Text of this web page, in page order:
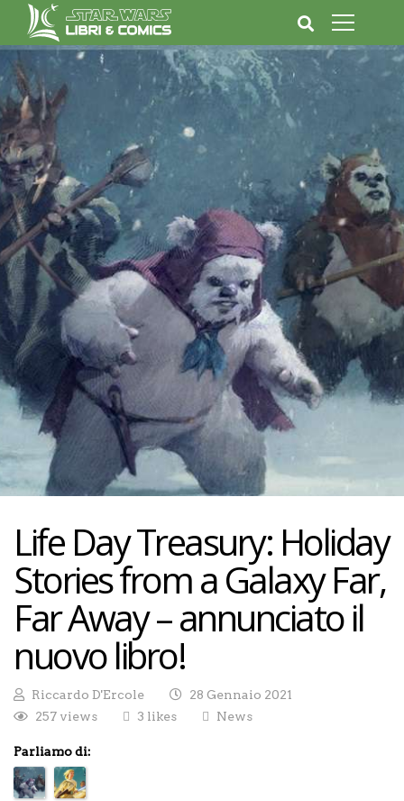
Life Day Treasury: Holiday
Stories from a Galaxy Far,
Far Away – annunciato il
nuovo libro!
Riccardo D'Ercole
28 Gennaio 2021
257 views
3 likes News
Parliamo di: